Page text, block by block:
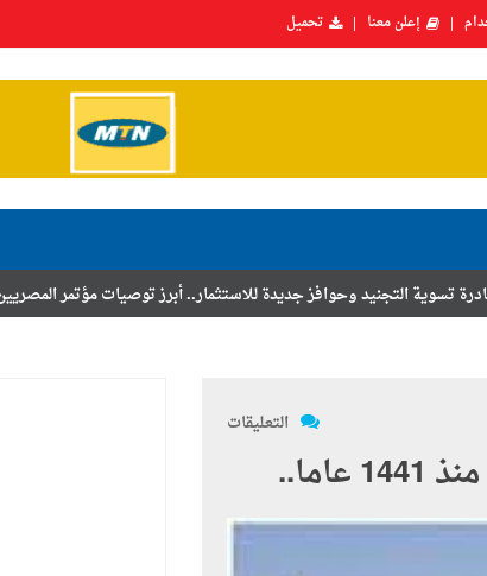
إعلن معنا تحميل
وحوافز جديدة للاستثمار.. أبرز توصيات مؤتمر المصريين بالخارج
التعليقات